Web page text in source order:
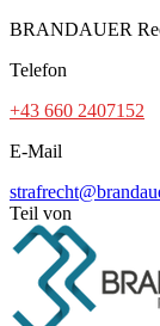
BRANDAUER
Telefon
+43 660 2407152
E-Mail
Teil von